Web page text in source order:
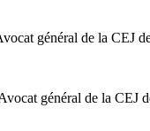
général de la CEJ
général de la